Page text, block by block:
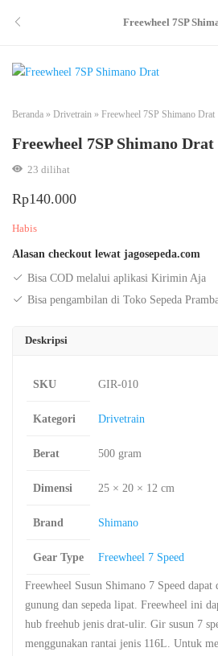
Freewheel 7SP
Beranda » Drivetrain » Freewheel 7SP Shimano Drat
Freewheel 7SP Shimano Drat
23 dilihat
Rp140.000
Habis
Alasan checkout lewat jagosepeda.com
Bisa COD melalui aplikasi Kirimin Aja
Bisa pengambilan di Toko Sepeda
Deskripsi
SKU GIR-010
Kategori Drivetrain
Berat 500 gram
Dimensi 25 × 20 × 12 cm
Brand Shimano
Gear Type Freewheel 7 Speed
Freewheel Susun Shimano 7 Speed dapat
gunung dan sepeda lipat. Freewheel ini
hub freehub jenis drat-ulir. Gir susun 7
menggunakan rantai jenis 116L. Untuk